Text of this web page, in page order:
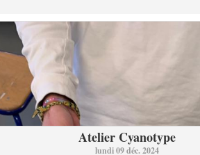
Atelier Cyanotype
lundi 09 déc. 2024